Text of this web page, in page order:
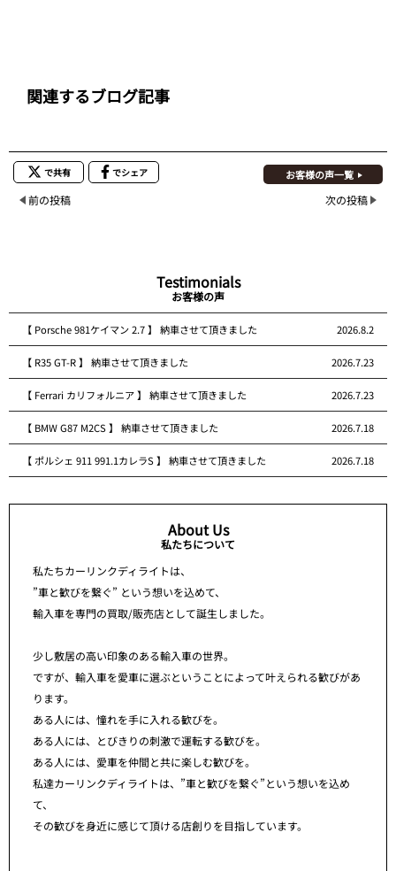
関連するブログ記事
で共有 でシェア お客様の声一覧
前の投稿 次の投稿
Testimonials
お客様の声
【 Porsche 981ケイマン 2.7 】 納車させて頂きました 2026.8.2
【 R35 GT-R 】 納車させて頂きました 2026.7.23
【 Ferrari カリフォルニア 】 納車させて頂きました 2026.7.23
【 BMW G87 M2CS 】 納車させて頂きました 2026.7.18
【 ポルシェ 911 991.1カレラS 】 納車させて頂きました 2026.7.18
About Us
私たちについて
私たちカーリンクディライトは、
”車と歓びを繋ぐ” という想いを込めて、
輸入車を専門の買取/販売店として誕生しました。
少し敷居の高い印象のある輸入車の世界。
ですが、輸入車を愛車に選ぶということによって叶えられる歓びがあ
ります。
ある人には、憧れを手に入れる歓びを。
ある人には、とびきりの刺激で運転する歓びを。
ある人には、愛車を仲間と共に楽しむ歓びを。
私達カーリンクディライトは、”車と歓びを繋ぐ”という想いを込め
て、
その歓びを身近に感じて頂ける店創りを目指しています。